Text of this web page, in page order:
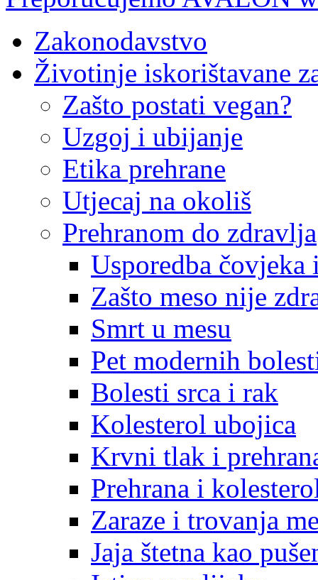
Zakonodavstvo
Životinje iskorištavane
Zašto postati vegan?
Uzgoj i ubijanje
Etika prehrane
Utjecaj na okoliš
Prehranom do zdravlja
Usporedba
Zašto meso nije
Smrt u mesu
Pet modernih
Bolesti srca i rak
Kolesterol ubojica
Krvni tlak i
Prehrana i
Zaraze i trovanja
Jaja štetna kao